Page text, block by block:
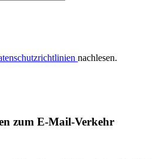
nachlesen.
zum E-Mail-Verkehr